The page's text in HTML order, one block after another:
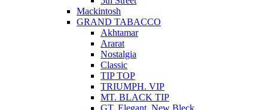
Mackintosh
GRAND TABACCO
Akhtamar
Ararat
Nostalgia
Classic
TIP TOP
TRIUMPH. VIP
MT. BLACK TIP
GT. Elegant. New Bleck